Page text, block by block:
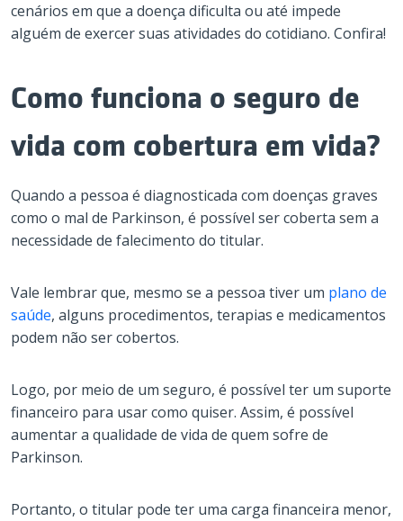
cenários em que a doença dificulta ou até impede
alguém de exercer suas atividades do cotidiano. Confira!
Como funciona o seguro de
vida com cobertura em vida?
Quando a pessoa é diagnosticada com doenças graves
como o mal de Parkinson, é possível ser coberta sem a
necessidade de falecimento do titular.
Vale lembrar que, mesmo se a pessoa tiver um plano de
saúde, alguns procedimentos, terapias e medicamentos
podem não ser cobertos.
Logo, por meio de um seguro, é possível ter um suporte
financeiro para usar como quiser. Assim, é possível
aumentar a qualidade de vida de quem sofre de
Parkinson.
Portanto, o titular pode ter uma carga financeira menor,